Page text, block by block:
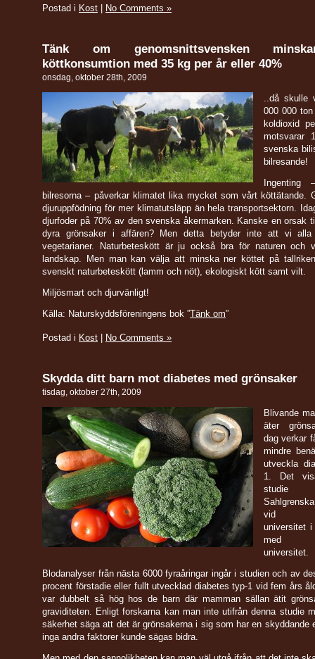
Postad i Kost No Comments »
Tänk om genomsnittsvensken
köttkonsumtion med 35 kg per år eller 40%
onsdag, oktober 28th, 2009
..då skulle
000 000
koldioxid
motsvarar
svenska
bilresande!
Ingenting
bilresorna – påverkar klimatet lika mycket som vårt köttätande.
djuruppfödning för mer klimatutsläpp än hela transportsektorn.
djurfoder på 70% av den svenska åkermarken. Kanske en orsak
dyra grönsaker i affären? Men detta betyder inte att vi
vegetarianer. Naturbeteskött är ju också bra för naturen och
landskap. Men man kan välja att minska ner köttet på
svenskt naturbeteskött (lamm och nöt), ekologiskt kött samt vilt.
Miljösmart och djurvänligt!
Källa: Naturskyddsföreningens bok ”Tänk om”
Postad i Kost No Comments »
Skydda ditt barn mot diabetes med grönsaker
tisdag, oktober 27th, 2009
Blivande
äter
dag verkar
mindre
utveckla
1. Det
vid
universitet i
med
universitet.
Blodanalyser från nästa 6000 fyraåringar ingår i studien och av
procent förstadie eller fullt utvecklad diabetes typ-1 vid fem års
var dubbelt så hög hos de barn där mamman sällan ätit
graviditeten. Enligt forskarna kan man inte utifrån denna studie
säkerhet säga att det är grönsakerna i sig som har en skyddande
inga andra faktorer kunde sägas bidra.